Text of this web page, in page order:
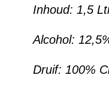
Inhoud: 1,5
Alcohol:
Druif: 100%